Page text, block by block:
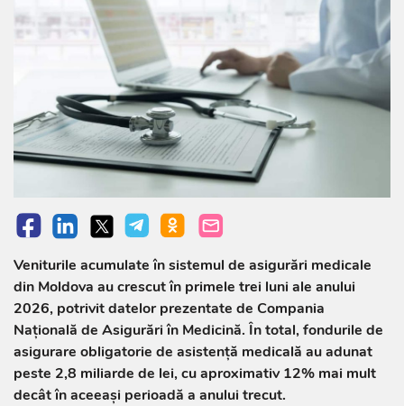
Veniturile acumulate în sistemul de asigurări medicale
din Moldova au crescut în primele trei luni ale anului
2026, potrivit datelor prezentate de Compania
Naţională de Asigurări în Medicină. În total, fondurile de
asigurare obligatorie de asistență medicală au adunat
peste 2,8 miliarde de lei, cu aproximativ 12% mai mult
decât în aceeași perioadă a anului trecut.